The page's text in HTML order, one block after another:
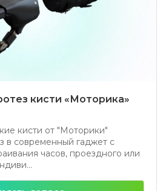
кисти «Моторика»
кисти от "Моторики"
в современный гаджет с
часов, проездного или